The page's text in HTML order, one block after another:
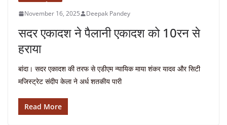
November 16, 2025 Deepak Pandey
सदर एकादश ने पैलानी एकादश को 10रन से
हराया
बांदा। सदर एकादश की तरफ से एडीएम न्यायिक माया शंकर यादव और सिटी
मजिस्ट्रेट संदीप केला ने अर्ध शतकीय पारी
Read More